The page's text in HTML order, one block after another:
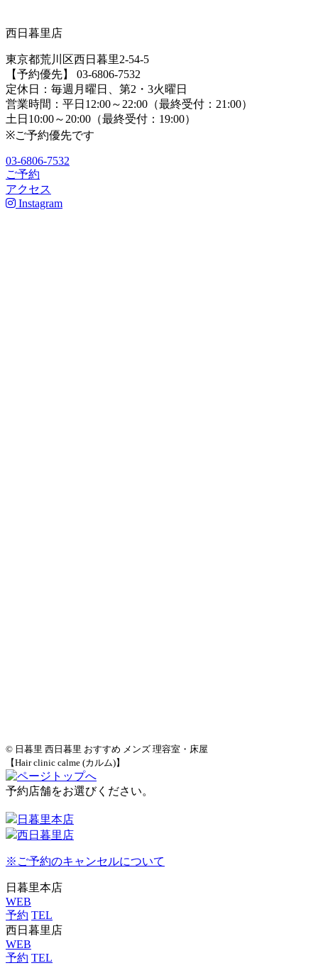
西日暮里店
東京都荒川区西日暮里2-54-5
【予約優先】 03-6806-7532
定休日：毎週月曜日、第2・3火曜日
営業時間：平日12:00～22:00（最終受付：21:00）
土日10:00～20:00（最終受付：19:00）
※ご予約優先です
03-6806-7532
ご予約
アクセス
Instagram
© 日暮里 西日暮里 おすすめ メンズ 理容室・床屋
【Hair clinic calme (カルム)】
予約店舗をお選びください。
日暮里本店
西日暮里店
※ご予約のキャンセルについて
日暮里本店
WEB
予約 TEL
西日暮里店
WEB
予約 TEL